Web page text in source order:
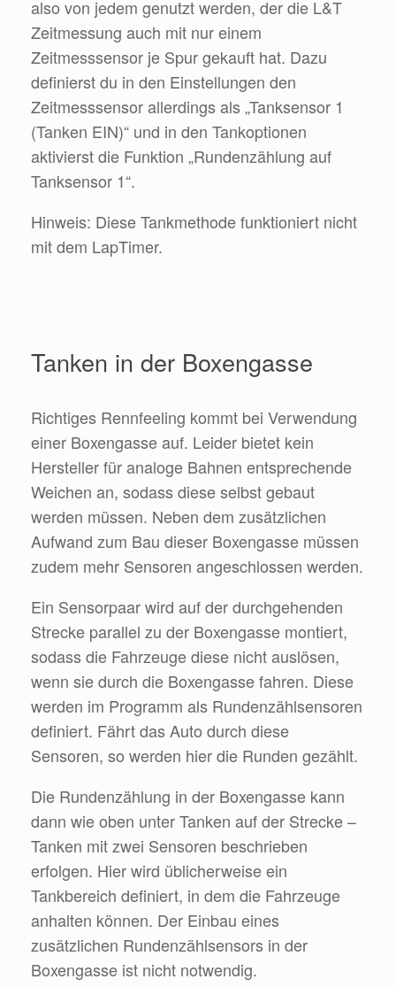
also von jedem genutzt werden, der die L&T
Zeitmessung auch mit nur einem
Zeitmesssensor je Spur gekauft hat. Dazu
definierst du in den Einstellungen den
Zeitmesssensor allerdings als „Tanksensor 1
(Tanken EIN)“ und in den Tankoptionen
aktivierst die Funktion „Rundenzählung auf
Tanksensor 1“.
Hinweis: Diese Tankmethode funktioniert nicht
mit dem LapTimer.
Tanken in der Boxengasse
Richtiges Rennfeeling kommt bei Verwendung
einer Boxengasse auf. Leider bietet kein
Hersteller für analoge Bahnen entsprechende
Weichen an, sodass diese selbst gebaut
werden müssen. Neben dem zusätzlichen
Aufwand zum Bau dieser Boxengasse müssen
zudem mehr Sensoren angeschlossen werden.
Ein Sensorpaar wird auf der durchgehenden
Strecke parallel zu der Boxengasse montiert,
sodass die Fahrzeuge diese nicht auslösen,
wenn sie durch die Boxengasse fahren. Diese
werden im Programm als Rundenzählsensoren
definiert. Fährt das Auto durch diese
Sensoren, so werden hier die Runden gezählt.
Die Rundenzählung in der Boxengasse kann
dann wie oben unter Tanken auf der Strecke –
Tanken mit zwei Sensoren beschrieben
erfolgen. Hier wird üblicherweise ein
Tankbereich definiert, in dem die Fahrzeuge
anhalten können. Der Einbau eines
zusätzlichen Rundenzählsensors in der
Boxengasse ist nicht notwendig.